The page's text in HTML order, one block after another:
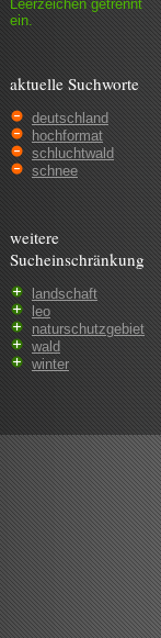
Leer­zeichen getrennt
ein.
aktuelle Suchworte
deutschland
hochformat
schluchtwald
schnee
weitere
Sucheinschränkung
landschaft
leo
naturschutzgebiet
wald
winter